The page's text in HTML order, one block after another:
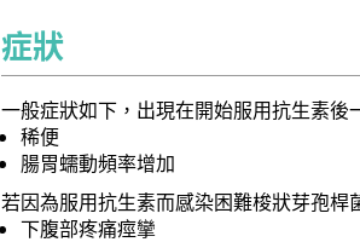
症狀
一般症狀如下，出現在開始服用抗生素後
稀便
腸胃蠕動頻率增加
若因為服用抗生素而感染困難梭狀芽孢
下腹部疼痛痙攣